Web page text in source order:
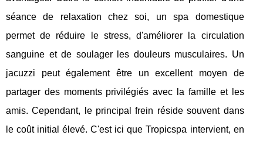
séance de relaxation chez soi, un spa domestique
permet de réduire le stress, d'améliorer la circulation
sanguine et de soulager les douleurs musculaires. Un
jacuzzi peut également être un excellent moyen de
partager des moments privilégiés avec la famille et les
amis. Cependant, le principal frein réside souvent dans
le coût initial élevé. C'est ici que Tropicspa intervient, en